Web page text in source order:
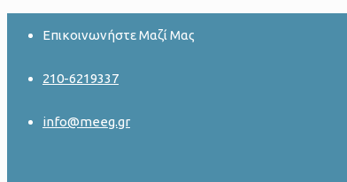
Επικοινωνήστε Μαζί Μας
210-6219337
info@meeg.gr